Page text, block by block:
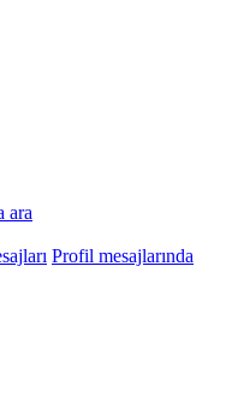
ara
Profil mesajlarında